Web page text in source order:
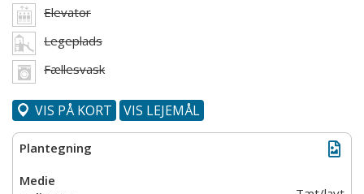
Elevator
Legeplads
Fællesvask
VIS PÅ KORT VIS LEJEMÅL